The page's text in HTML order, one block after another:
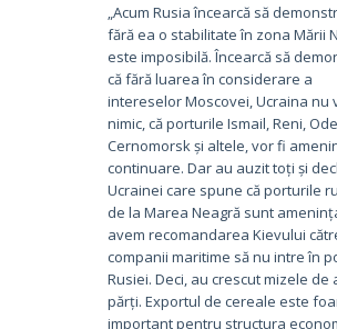
„Acum Rusia încearcă să
fără ea o stabilitate în zona Mării
este imposibilă. Încearcă să
că fără luarea în considerare a
intereselor Moscovei, Ucraina nu
nimic, că porturile Ismail, Reni,
Cernomorsk și altele, vor fi
continuare. Dar au auzit toți și
Ucrainei care spune că porturile
de la Marea Neagră sunt
avem recomandarea Kievului
companii maritime să nu intre în
Rusiei. Deci, au crescut mizele de
părți. Exportul de cereale este
important pentru structura